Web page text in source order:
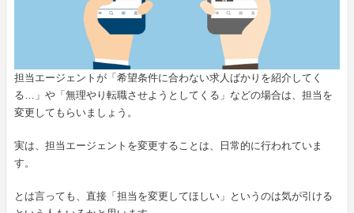
担当エージェントが「希望条件に合わない求人ばかりを紹介してく
る…」や「無理やり転職させようとしてくる」などの場合は、担当を
変更してもらいましょう。
実は、担当エージェントを変更することは、日常的に行われていま
す。
とは言っても、直接「担当を変更してほしい」というのは気が引ける